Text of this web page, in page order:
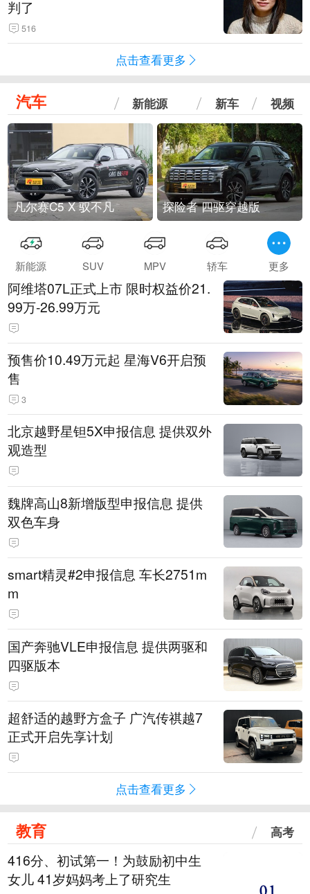
判了
516
点击查看更多
汽车 新能源 新车 视频
凡尔赛C5 X 驭不凡 探险者 四驱穿越版
新能源 SUV MPV 轿车 更多
阿维塔07L正式上市 限时权益价21.
99万-26.99万元
预售价10.49万元起 星海V6开启预
售
3
北京越野星钽5X申报信息 提供双外
观造型
魏牌高山8新增版型申报信息 提供
双色车身
smart精灵#2申报信息 车长2751m
m
国产奔驰VLE申报信息 提供两驱和
四驱版本
超舒适的越野方盒子 广汽传祺越7
正式开启先享计划
点击查看更多
教育 高考
416分、初试第一！为鼓励初中生
女儿 41岁妈妈考上了研究生